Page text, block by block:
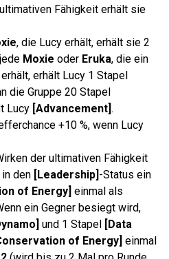
Fähigkeit erhält sie
, die Lucy erhält, erhält sie 2
Moxie oder Eruka, die ein
erhält Lucy 1 Stapel
die Gruppe 20 Stapel
Lucy [Advancement].
+10 %, wenn Lucy
der ultimativen Fähigkeit
den [Leadership] -Status ein
of Energy] einmal als
ein Gegner besiegt wird,
und 1 Stapel [Data
of Energy] einmal